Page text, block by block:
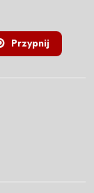
Przypnij